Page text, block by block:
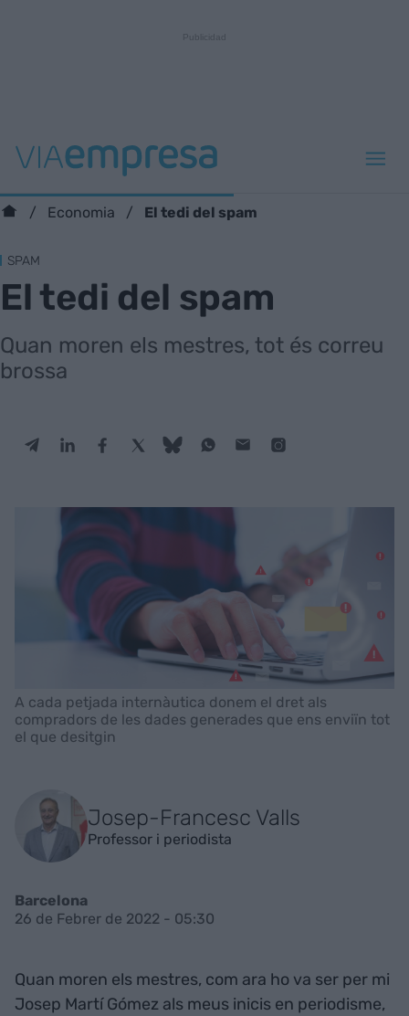
Economia El tedi del spam
SPAM
El tedi del spam
Quan moren els mestres, tot és correu
brossa
A cada petjada internàutica donem el dret als
compradors de les dades generades que ens enviïn tot
el que desitgin
Josep-Francesc Valls
Professor i periodista
Barcelona
26 de Febrer de 2022 - 05:30
Quan moren els mestres, com ara ho va ser per mi
Josep Martí Gómez als meus inicis en periodisme,